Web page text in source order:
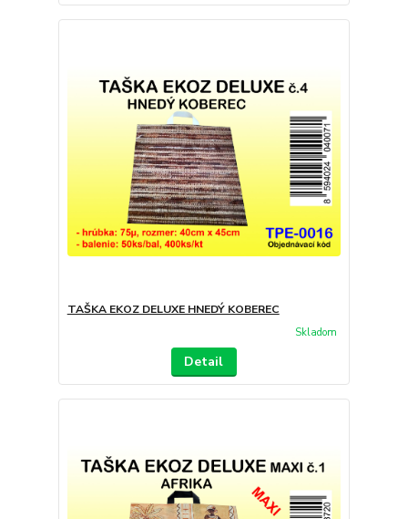
TAŠKA EKOZ DELUXE HNEDÝ KOBEREC
Skladom
Detail